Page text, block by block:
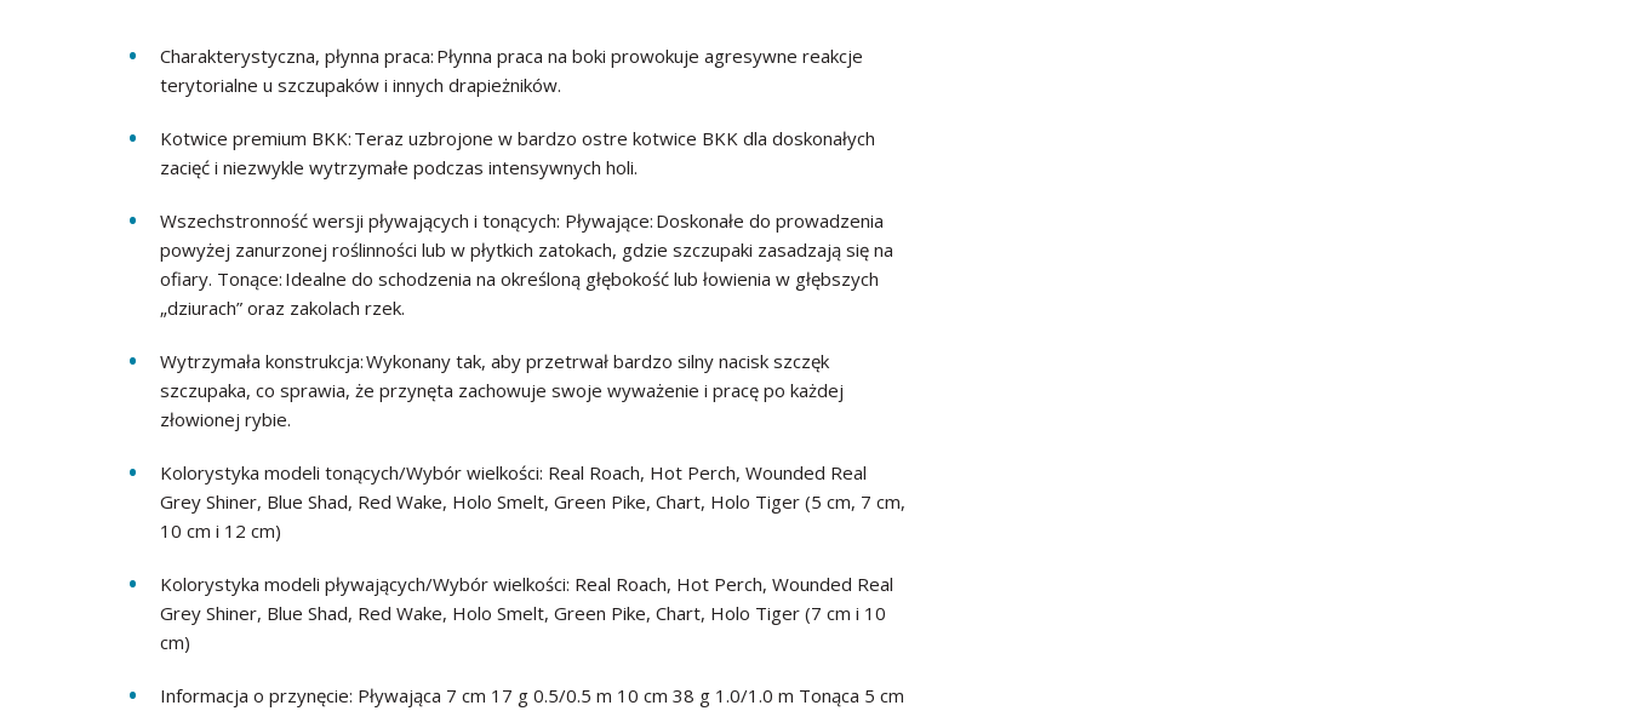
Charakterystyczna, płynna praca: Płynna praca na boki prowokuje agresywne reakcje
terytorialne u szczupaków i innych drapieżników.
Kotwice premium BKK: Teraz uzbrojone w bardzo ostre kotwice BKK dla doskonałych
zacięć i niezwykle wytrzymałe podczas intensywnych holi.
Wszechstronność wersji pływających i tonących: Pływające: Doskonałe do prowadzenia
powyżej zanurzonej roślinności lub w płytkich zatokach, gdzie szczupaki zasadzają się na
ofiary. Tonące: Idealne do schodzenia na określoną głębokość lub łowienia w głębszych
„dziurach” oraz zakolach rzek.
Wytrzymała konstrukcja: Wykonany tak, aby przetrwał bardzo silny nacisk szczęk
szczupaka, co sprawia, że przynęta zachowuje swoje wyważenie i pracę po każdej
złowionej rybie.
Kolorystyka modeli tonących/Wybór wielkości: Real Roach, Hot Perch, Wounded Real
Grey Shiner, Blue Shad, Red Wake, Holo Smelt, Green Pike, Chart, Holo Tiger (5 cm, 7 cm,
10 cm i 12 cm)
Kolorystyka modeli pływających/Wybór wielkości: Real Roach, Hot Perch, Wounded Real
Grey Shiner, Blue Shad, Red Wake, Holo Smelt, Green Pike, Chart, Holo Tiger (7 cm i 10
cm)
Informacja o przynęcie: Pływająca 7 cm 17 g 0.5/0.5 m 10 cm 38 g 1.0/1.0 m Tonąca 5 cm